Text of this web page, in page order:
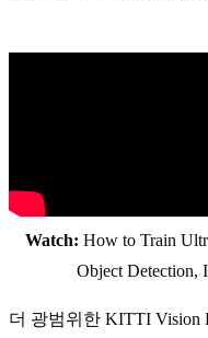
Watch: How to Train
Object Detection,
더 광범위한 KITTI Vision